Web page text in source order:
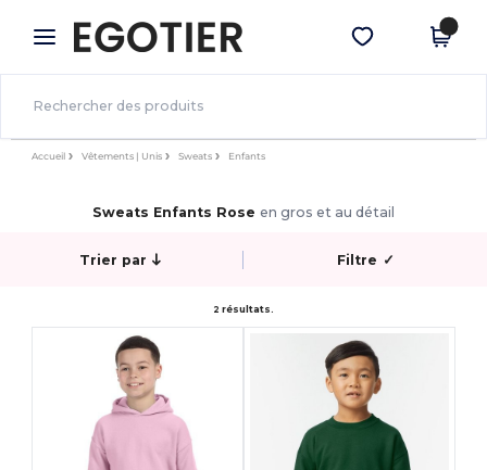
× Appli Egotier
Meilleurs prix sur l’app !
Obtenir l'appli
Accueil Vêtements | Unis Sweats Enfants
Sweats Enfants Rose en gros et au détail
Trier par Filtre ✓
2 résultats.